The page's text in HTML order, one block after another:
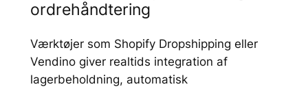
ordrehåndtering
Værktøjer som Shopify Dropshipping eller
Vendino giver realtids integration af
lagerbeholdning, automatisk